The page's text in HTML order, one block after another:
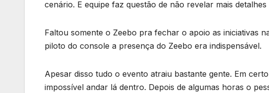
cenário. E equipe faz questão de não revelar mais
Faltou somente o Zeebo pra fechar o apoio as iniciativas
piloto do console a presença do Zeebo era indispensável.
Apesar disso tudo o evento atraiu bastante gente. Em
impossível andar lá dentro. Depois de algumas horas o